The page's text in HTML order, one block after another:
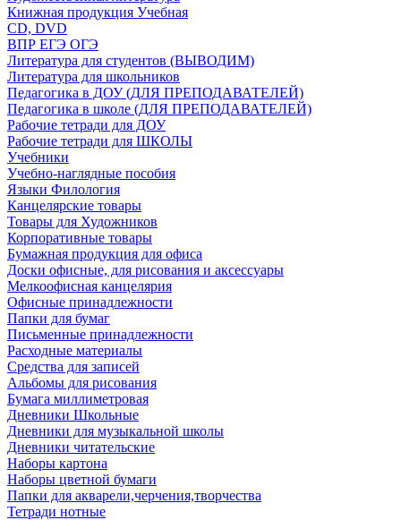
Книжная продукция Учебная
CD, DVD
ВПР ЕГЭ ОГЭ
Литература для студентов (ВЫВОДИМ)
Литература для школьников
Педагогика в ДОУ (ДЛЯ ПРЕПОДАВАТЕЛЕЙ)
Педагогика в школе (ДЛЯ ПРЕПОДАВАТЕЛЕЙ)
Рабочие тетради для ДОУ
Рабочие тетради для ШКОЛЫ
Учебники
Учебно-наглядные пособия
Языки Филология
Канцелярские товары
Товары для Художников
Корпоративные товары
Бумажная продукция для офиса
Доски офисные, для рисования и аксессуары
Мелкоофисная канцелярия
Офисные принадлежности
Папки для бумаг
Письменные принадлежности
Расходные материалы
Средства для записей
Альбомы для рисования
Бумага миллиметровая
Дневники Школьные
Дневники для музыкальной школы
Дневники читательские
Наборы картона
Наборы цветной бумаги
Папки для акварели,черчения,творчества
Тетради нотные